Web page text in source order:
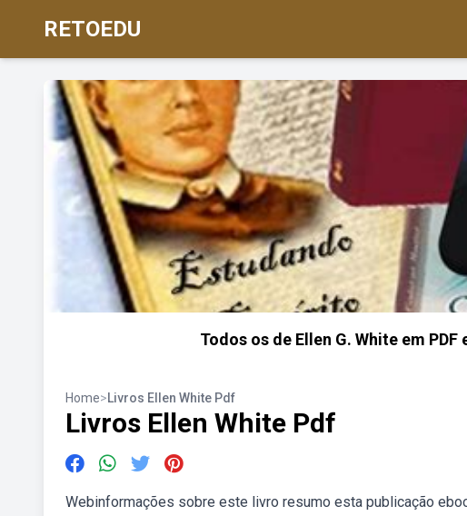
RETOEDU
Todos os de Ellen G. White em
Home>Livros Ellen White Pdf
Livros Ellen White Pdf
Webinformações sobre este livro resumo esta publicação